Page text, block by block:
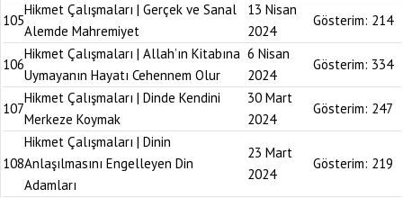
105
Hikmet Çalışmaları | Gerçek ve Sanal
Alemde Mahremiyet
13 Nisan
2024
Gösterim: 214
106
Hikmet Çalışmaları | Allah’ın Kitabına
Uymayanın Hayatı Cehennem Olur
6 Nisan
2024
Gösterim: 334
107
Hikmet Çalışmaları | Dinde Kendini
Merkeze Koymak
30 Mart
2024
Gösterim: 247
108
Hikmet Çalışmaları | Dinin
Anlaşılmasını Engelleyen Din
Adamları
23 Mart
2024
Gösterim: 219